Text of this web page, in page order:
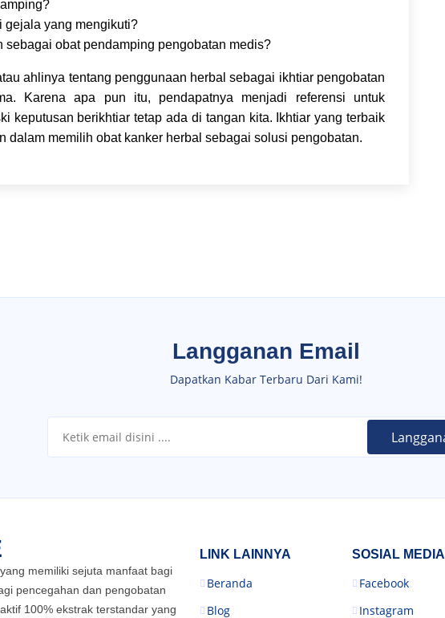
gejala yang mengikuti?
sebagai obat pendamping pengobatan medis?
ahlinya tentang penggunaan herbal sebagai ikhtiar pengobatan
Karena apa pun itu, pendapatnya menjadi referensi untuk
keputusan berikhtiar tetap ada di tangan kita. Ikhtiar yang terbaik
dalam memilih obat kanker herbal sebagai solusi pengobatan.
Langganan Email
Dapatkan Kabar Terbaru Dari Kami!
memiliki sejuta manfaat bagi
pencegahan dan pengobatan
100% ekstrak terstandar yang
LINK LAINNYA
Beranda
Blog
SOSIAL MEDIA
Facebook
Instagram